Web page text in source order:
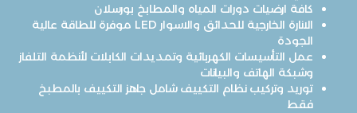
كافة ارضيات دورات المياه والمطابخ بورسلان
الانارة الخارجية للحدائق والاسوار LED موفرة للطاقة عالية
الجودة
عمل التأسيسات الكهربائية وتمديدات الكابلات لأنظمة التلفاز
وشبكة الهاتف والبيانات
توريد وتركيب نظام التكييف شامل جاهز التكييف بالمطبخ
فقط